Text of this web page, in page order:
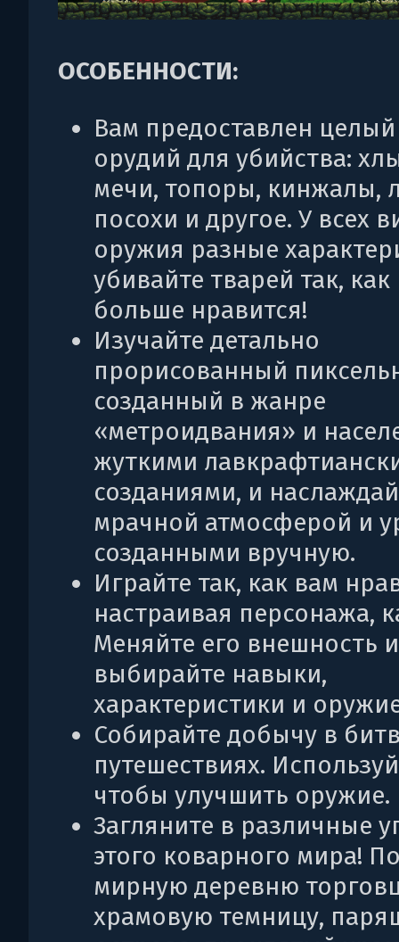
ОСОБЕННОСТИ:
Вам предоставлен
орудий для убийства:
мечи, топоры, кинжалы,
посохи и другое. У всех
оружия разные
убивайте тварей так,
больше нравится!
Изучайте детально
прорисованный
созданный в жанре
«метроидвания» и
жуткими
созданиями, и
мрачной атмосферой и
созданными вручную.
Играйте так, как вам
настраивая персонажа,
Меняйте его внешность и
выбирайте навыки,
характеристики и
Собирайте добычу в
путешествиях.
чтобы улучшить оружие.
Загляните в различные
этого коварного мира!
мирную деревню
храмовую темницу,